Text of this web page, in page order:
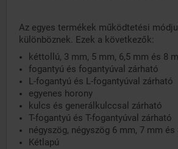
Az egyes termékek működtetési
különböznek. Ezek a következők:
kéttollú, 3 mm, 5 mm, 6,5 mm és 8
fogantyú és fogantyúval zárható
L-fogantyú és L-fogantyúval zárható
egyenes horony
kulcs és generálkulccsal zárható
T-fogantyú és T-fogantyúval zárható
négyszög, négyszög 6 mm, 7 mm és
Kétlapú